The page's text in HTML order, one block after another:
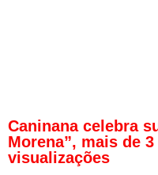
Caninana celebra
Morena”, mais de
visualizações